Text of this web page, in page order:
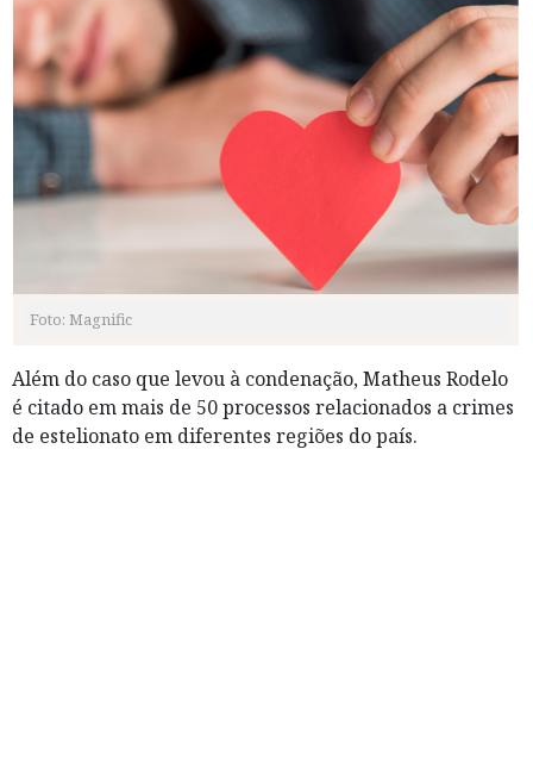
Foto: Magnific
Além do caso que levou à condenação, Matheus Rodelo
é citado em mais de 50 processos relacionados a crimes
de estelionato em diferentes regiões do país.